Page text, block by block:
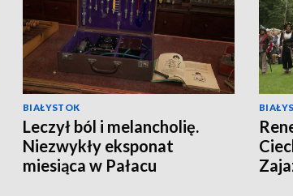
BIAŁYSTOK
Leczył ból i melancholię.
Niezwykły eksponat
miesiąca w Pałacu